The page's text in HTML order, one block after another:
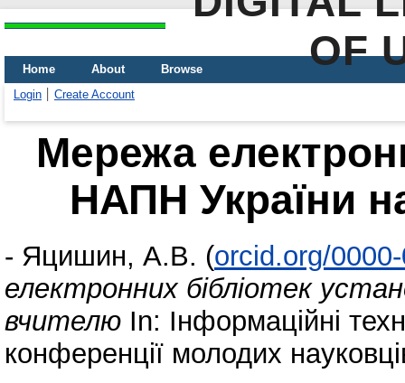
OF
Home About
Browse
Login
Create Account
Мережа
НАПН України
- Яцишин, А.В. (orcid.org/
електронних бібліотек
вчителю In: Інформаційні
конференції молодих